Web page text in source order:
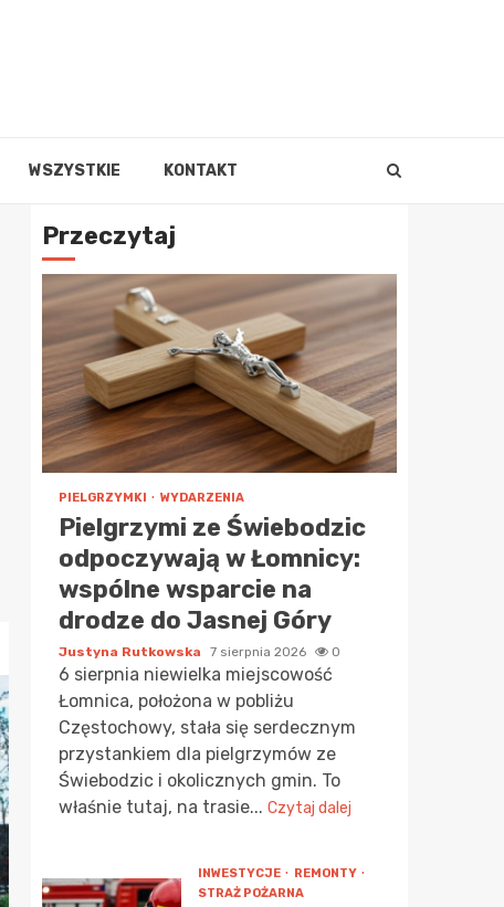
WSZYSTKIE KONTAKT
Przeczytaj
PIELGRZYMKI WYDARZENIA
Pielgrzymi ze Świebodzic
odpoczywają w Łomnicy:
wspólne wsparcie na
drodze do Jasnej Góry
Justyna Rutkowska 7 sierpnia 2026 0
6 sierpnia niewielka miejscowość
Łomnica, położona w pobliżu
Częstochowy, stała się serdecznym
przystankiem dla pielgrzymów ze
Świebodzic i okolicznych gmin. To
właśnie tutaj, na trasie... Czytaj dalej
INWESTYCJE
REMONTY
STRAŻ POŻARNA